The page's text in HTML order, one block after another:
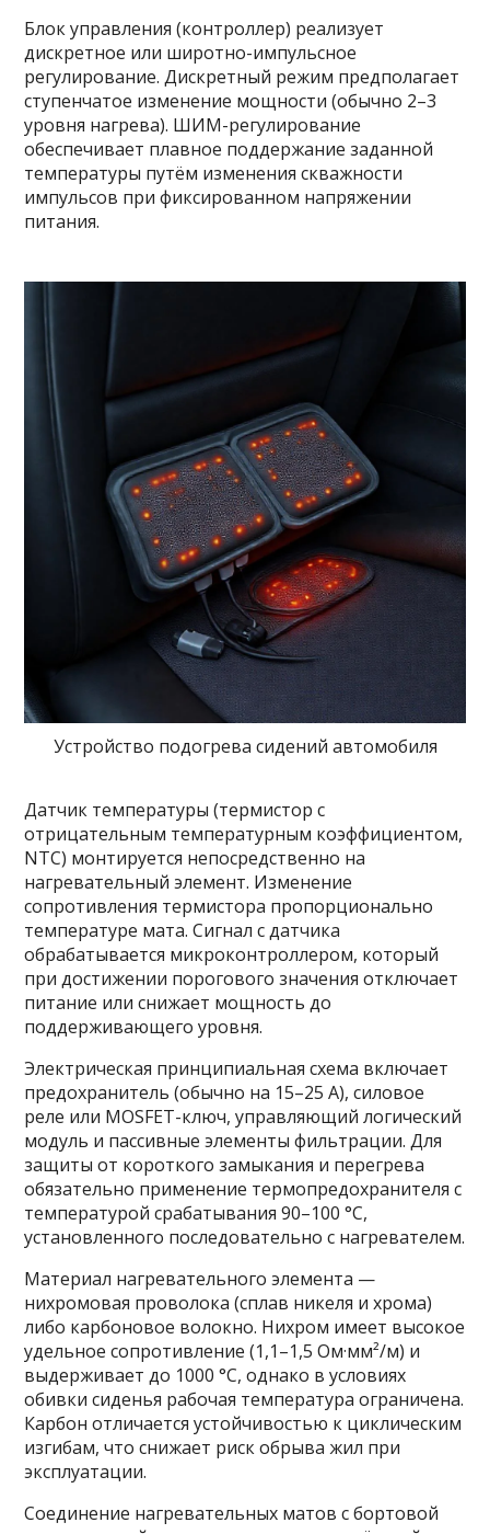
Блок управления (контроллер) реализует
дискретное или широтно-импульсное
регулирование. Дискретный режим предполагает
ступенчатое изменение мощности (обычно 2–3
уровня нагрева). ШИМ-регулирование
обеспечивает плавное поддержание заданной
температуры путём изменения скважности
импульсов при фиксированном напряжении
питания.
Устройство подогрева сидений автомобиля
Датчик температуры (термистор с
отрицательным температурным коэффициентом,
NTC) монтируется непосредственно на
нагревательный элемент. Изменение
сопротивления термистора пропорционально
температуре мата. Сигнал с датчика
обрабатывается микроконтроллером, который
при достижении порогового значения отключает
питание или снижает мощность до
поддерживающего уровня.
Электрическая принципиальная схема включает
предохранитель (обычно на 15–25 А), силовое
реле или MOSFET-ключ, управляющий логический
модуль и пассивные элементы фильтрации. Для
защиты от короткого замыкания и перегрева
обязательно применение термопредохранителя с
температурой срабатывания 90–100 °C,
установленного последовательно с нагревателем.
Материал нагревательного элемента —
нихромовая проволока (сплав никеля и хрома)
либо карбоновое волокно. Нихром имеет высокое
удельное сопротивление (1,1–1,5 Ом·мм²/м) и
выдерживает до 1000 °C, однако в условиях
обивки сиденья рабочая температура ограничена.
Карбон отличается устойчивостью к циклическим
изгибам, что снижает риск обрыва жил при
эксплуатации.
Соединение нагревательных матов с бортовой